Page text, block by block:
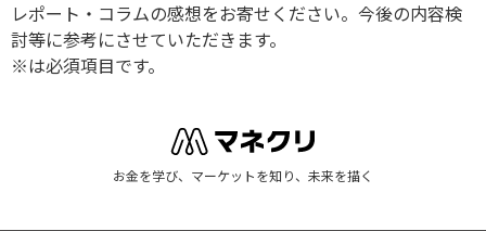
レポート・コラムの感想をお寄せください。今後の内容検
討等に参考にさせていただきます。
※は必須項目です。
お金を学び、マーケットを知り、未来を描く